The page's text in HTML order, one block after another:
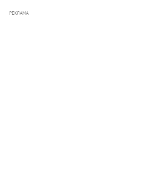
РЕКЛАМА